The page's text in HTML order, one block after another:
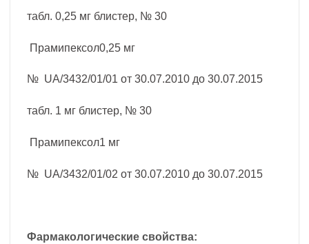
табл. 0,25 мг блистер, № 30
Прамипексол0,25 мг
№ UA/3432/01/01 от 30.07.2010 до 30.07.2015
табл. 1 мг блистер, № 30
Прамипексол1 мг
№ UA/3432/01/02 от 30.07.2010 до 30.07.2015
Фармакологические свойства: